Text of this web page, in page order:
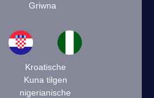
Griwna
Kroatische
Kuna tilgen
nigerianische